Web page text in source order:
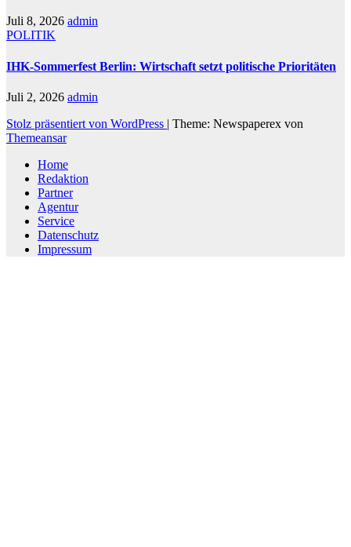
Juli 8, 2026 admin
POLITIK
IHK-Sommerfest Berlin: Wirtschaft setzt politische Prioritäten
Juli 2, 2026 admin
Stolz präsentiert von WordPress | Theme: Newspaperex von
Themeansar
Home
Redaktion
Partner
Agentur
Service
Datenschutz
Impressum